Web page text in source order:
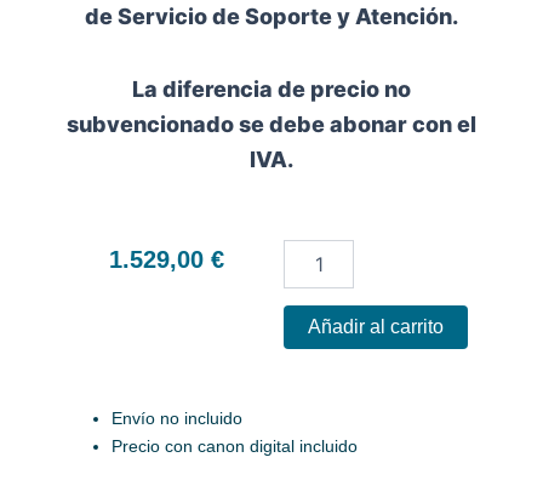
de Servicio de Soporte y Atención.
La diferencia de precio no
subvencionado se debe abonar con el
IVA.
1.529,00 €
P214
Intel
–
Añadir al carrito
Envío no incluido
Precio con canon digital incluido